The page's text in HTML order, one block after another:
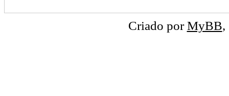
Criado porMyBB,